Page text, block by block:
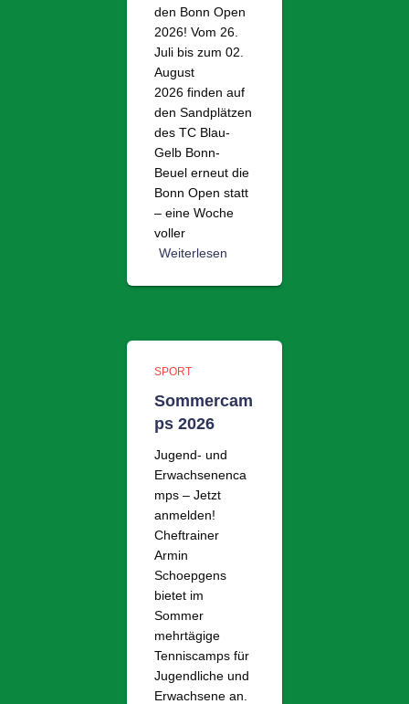
den Bonn Open
2026! Vom 26.
Juli bis zum 02.
August
2026 finden auf
den Sandplätzen
des TC Blau-
Gelb Bonn-
Beuel erneut die
Bonn Open statt
– eine Woche
voller
Weiterlesen
SPORT
Sommercam
ps 2026
Jugend- und
Erwachsenenca
mps – Jetzt
anmelden!
Cheftrainer
Armin
Schoepgens
bietet im
Sommer
mehrtägige
Tenniscamps für
Jugendliche und
Erwachsene an.